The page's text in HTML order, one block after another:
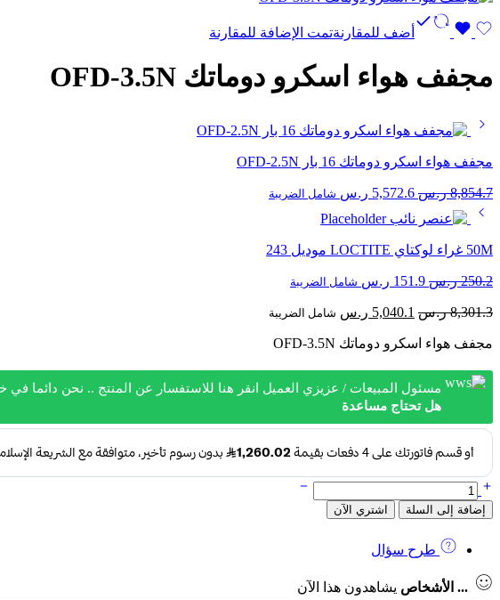
أضف للمقارنةتمت الإضافة للمقارنة
مجفف هواء اسكرو دوماتك OFD-3.5N
مجفف هواء اسكرو دوماتك 16 بار OFD-2.5N
8,854.7 ر.س السعر
الأصلي
هو:
8,854.7 ر.س.
5,572.6 ر.س السعر
هو:
5,572.6 ر.س.
شامل الضريبة
50M غراء لوكتاي LOCTITE موديل 243
250.2 ر.س السعر
هو:
151.9 ر.س السعر
هو:
شامل الضريبة
8,301.3 ر.س السعر
هو:
5,040.1 ر.س السعر
هو:
شامل الضريبة
مجفف هواء اسكرو دوماتك OFD-3.5N
مسئول المبيعات / عزيزي العميل انقر هنا للاستفسار عن المنتج .. نحن دائما في
هل تحتاج مساعدة
كمية
مجفف هواء اسكرو دوماتك OFD-
3.5N
إضافة إلى السلة اشتري الآن
طرح سؤال
... الأشخاص يشاهدون هذا الآن